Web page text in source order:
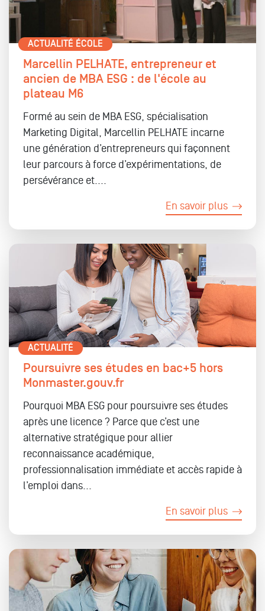
ACTUALITÉ ÉCOLE
Marcellin PELHATE, entrepreneur et
ancien de MBA ESG : de l'école au
plateau M6
Formé au sein de MBA ESG, spécialisation
Marketing Digital, Marcellin PELHATE incarne
une génération d’entrepreneurs qui façonnent
leur parcours à force d’expérimentations, de
persévérance et....
En savoir plus
ACTUALITÉ
Poursuivre ses études en bac+5 hors
Monmaster.gouv.fr
Pourquoi MBA ESG pour poursuivre ses études
après une licence ? Parce que c’est une
alternative stratégique pour allier
reconnaissance académique,
professionnalisation immédiate et accès rapide à
l’emploi dans...
En savoir plus